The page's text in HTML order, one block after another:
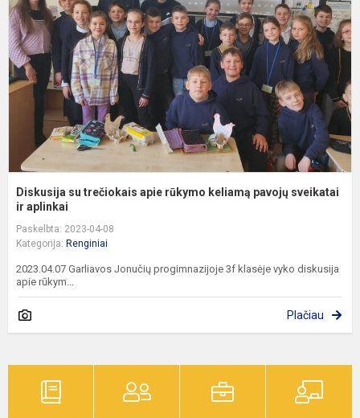
Diskusija su trečiokais apie rūkymo keliamą pavojų sveikatai
ir aplinkai
Paskelbta: 2023-04-08
Kategorija: Renginiai
2023.04.07 Garliavos Jonučių progimnazijoje 3f klasėje vyko diskusija
apie rūkym...
Plačiau